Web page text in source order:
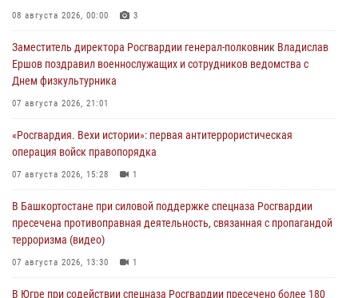
08 августа 2026, 00:00 3
Заместитель директора Росгвардии генерал-полковник Владислав
Ершов поздравил военнослужащих и сотрудников ведомства с
Днем физкультурника
07 августа 2026, 21:01
«Росгвардия. Вехи истории»: первая антитеррористическая
операция войск правопорядка
07 августа 2026, 15:28 1
В Башкортостане при силовой поддержке спецназа Росгвардии
пресечена противоправная деятельность, связанная с пропагандой
терроризма (видео)
07 августа 2026, 13:30 1
В Югре при содействии спецназа Росгвардии пресечено более 180